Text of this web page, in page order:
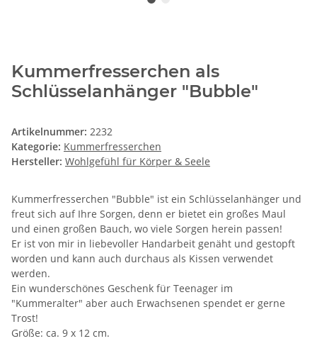
Kummerfresserchen als
Schlüsselanhänger "Bubble"
Artikelnummer: 2232
Kategorie: Kummerfresserchen
Hersteller: Wohlgefühl für Körper & Seele
Kummerfresserchen "Bubble" ist ein Schlüsselanhänger und
freut sich auf Ihre Sorgen, denn er bietet ein großes Maul
und einen großen Bauch, wo viele Sorgen herein passen!
Er ist von mir in liebevoller Handarbeit genäht und gestopft
worden und kann auch durchaus als Kissen verwendet
werden.
Ein wunderschönes Geschenk für Teenager im
"Kummeralter" aber auch Erwachsenen spendet er gerne
Trost!
Größe: ca. 9 x 12 cm.